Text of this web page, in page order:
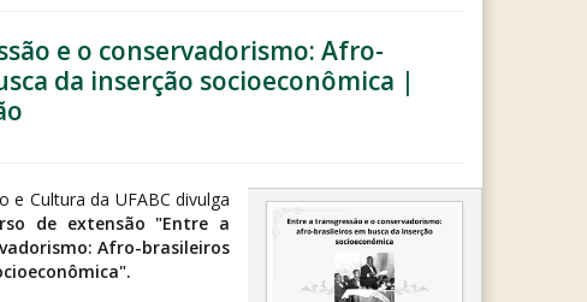
e o conservadorismo: Afro-
da inserção socioeconômica |
e Cultura da UFABC divulga
de extensão "Entre a
Afro-brasileiros